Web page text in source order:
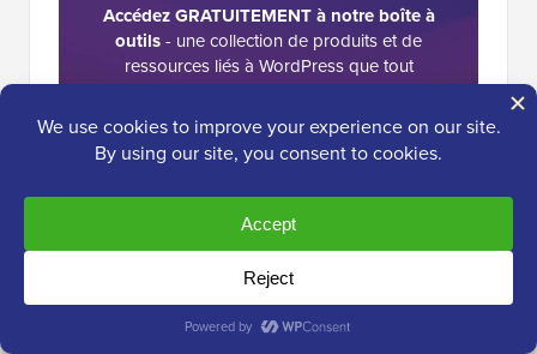
Accédez GRATUITEMENT à notre boîte à
outils- une collection de produits et de
ressources liés à WordPress que tout
professionnel devrait posséder !
Télécharger maintenant
des
7 Commentaires